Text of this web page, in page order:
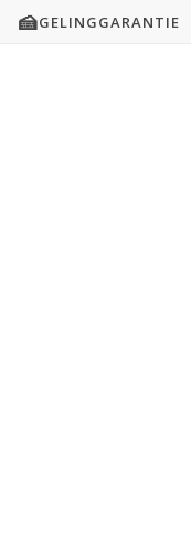
🍰GELINGGARANTIE